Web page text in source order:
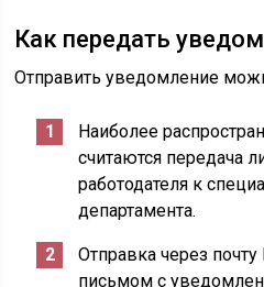
Как передать
Отправить уведомление
Наиболее
считаются передача
работодателя к
департамента.
Отправка через
письмом с